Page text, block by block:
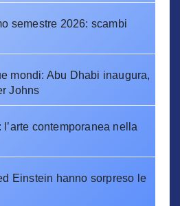
semestre 2026: scambi
mondi: Abu Dhabi inaugura,
Johns
contemporanea nella
Einstein hanno sorpreso le